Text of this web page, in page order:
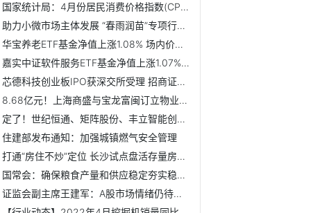
国家统计局：4月份居民消费价格指数(CPI)同比上涨2.1%
助力小微市场主体发展 “春雨润苗”专项行动推出12项措施
华宝养老ETF基金净值上涨1.08% 场内价格溢价率为-0.16%
嘉实中证软件服务ETF基金净值上涨1.07% 场内价格溢价率为-0.31%
芯德科技创业板IPO获深交所受理 招商证券为其上市保荐机构
8.68亿元！上海商盛与宝龙富闽订立物业协议
定了！世纪恒通、矩阵股份、丰立智能创业板IPO将进行审核
住建部发布通知：加强城镇燃气安全管理
打通“房住不炒”定位 长沙试点盘活存量房供作租赁住房
国常会：确保粮食产量和供应稳定夯实稳物价基础
证监会副主席王建军：A股市场情绪仍待提升